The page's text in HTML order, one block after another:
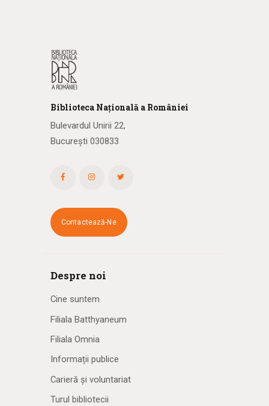
Biblioteca Națională a României
Bulevardul Unirii 22,
București 030833
Contactează-Ne
Despre noi
Cine suntem
Filiala Batthyaneum
Filiala Omnia
Informații publice
Carieră și voluntariat
Turul bibliotecii